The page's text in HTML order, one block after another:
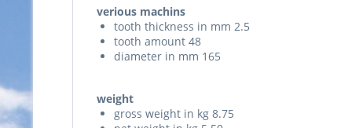
verious machins
tooth thickness in mm 2.5
tooth amount 48
diameter in mm 165
weight
gross weight in kg 8.75